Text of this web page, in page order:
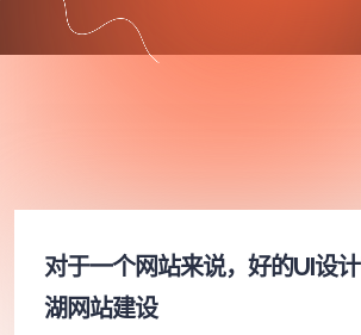
对于一个网站来说，好的UI设
湖网站建设